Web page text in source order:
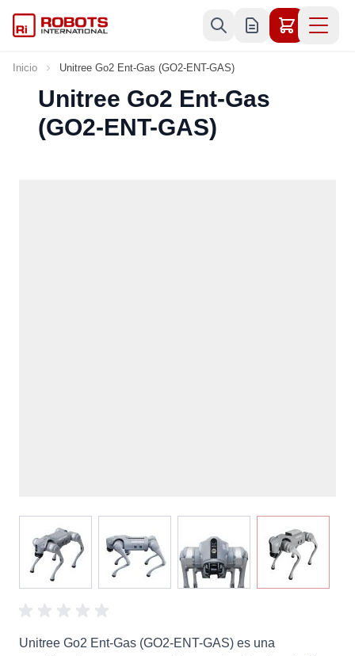
Inicio Unitree Go2 Ent-Gas (GO2-ENT-GAS)
Unitree Go2 Ent-Gas
(GO2-ENT-GAS)
View larger image
Unitree Go2 Ent-Gas (GO2-ENT-GAS) es una